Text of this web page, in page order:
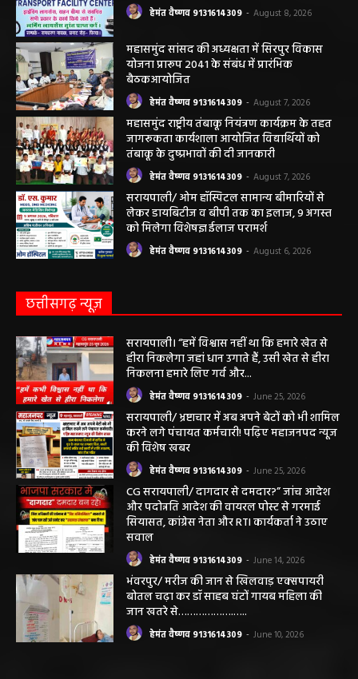
बसना/ पिरदा में परिवहन संबंधी कार्यों के लिए राम
परिवहन सुविधा केंद्र की सुविधा
हेमंत वैष्णव 9131614309 - August 8, 2026
महासमुंद सांसद की अध्यक्षता में सिरपुर विकास
योजना प्रारूप 2041 के संबंध में प्रारंभिक
बैठकआयोजित
हेमंत वैष्णव 9131614309 - August 7, 2026
महासमुंद राष्ट्रीय तंबाकू नियंत्रण कार्यक्रम के तहत
जागरूकता कार्यशाला आयोजित विद्यार्थियों को
तंबाकू के दुष्प्रभावों की दी जानकारी
हेमंत वैष्णव 9131614309 - August 7, 2026
सरायपाली/ ओम हॉस्पिटल सामान्य बीमारियों से
लेकर डायबिटीज व बीपी तक का इलाज, 9 अगस्त
को मिलेगा विशेषज्ञ ईलाज परामर्श
छत्तीसगढ़ न्यूज़
सरायपाली। “हमें विश्वास नहीं था कि हमारे खेत से
हीरा निकलेगा जहां धान उगाते हैं, उसी खेत से हीरा
निकलना हमारे लिए गर्व और...
हेमंत वैष्णव 9131614309 - June 25, 2026
सरायपाली/ भ्रष्टाचार में अब अपने बेटों को भी शामिल
करने लगे पंचायत कर्मचारी! पढ़िए महाजनपद न्यूज
की विशेष खबर
हेमंत वैष्णव 9131614309 - June 25, 2026
CG सरायपाली/ दागदार से दमदार?” जांच आदेश
और पदोन्नति आदेश की वायरल पोस्ट से गरमाई
सियासत, कांग्रेस नेता और RTI कार्यकर्ता ने उठाए
सवाल
हेमंत वैष्णव 9131614309 - June 14, 2026
भंवरपुर/ मरीज की जान से खिलवाड़ एक्सपायरी
बोतल चढ़ा कर डॉ साहब घंटों गायब महिला की
जान खतरे से……………….…..